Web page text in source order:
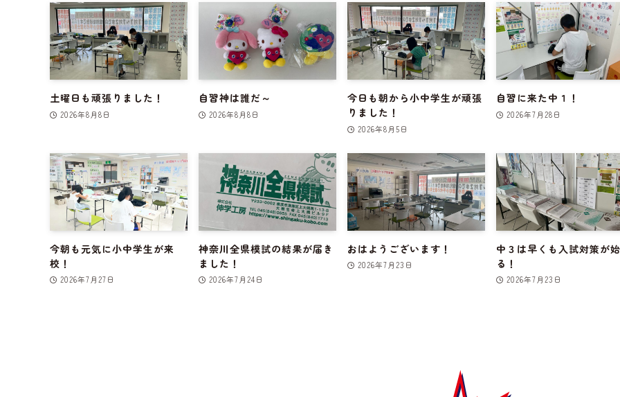
土曜日も頑張りました！
2026年8月8日
自習神は誰だ～
2026年8月8日
今日も朝から小中学生が頑張
りました！
2026年8月5日
自習に来た中１！
2026年7月28日
今朝も元気に小中学生が来
校！
2026年7月27日
神奈川全県模試の結果が届き
ました！
2026年7月24日
おはようございます！
2026年7月23日
中３は早くも入試対策が
る！
2026年7月23日